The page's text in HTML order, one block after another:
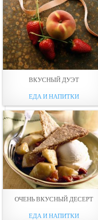
ВКУСНЫЙ ДУЭТ
ЕДА И НАПИТКИ
ОЧЕНЬ ВКУСНЫЙ ДЕСЕРТ
ЕДА И НАПИТКИ